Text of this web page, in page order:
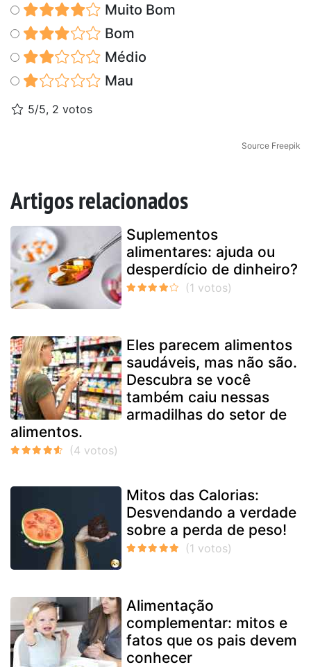
Muito Bom
Bom
Médio
Mau
5/5, 2 votos
Source Freepik
Artigos relacionados
Suplementos
alimentares: ajuda ou
desperdício de dinheiro?
Eles parecem alimentos
saudáveis, mas não são.
Descubra se você
também caiu nessas
armadilhas do setor de
alimentos.
Mitos das Calorias:
Desvendando a verdade
sobre a perda de peso!
Alimentação
complementar: mitos e
fatos que os pais devem
conhecer